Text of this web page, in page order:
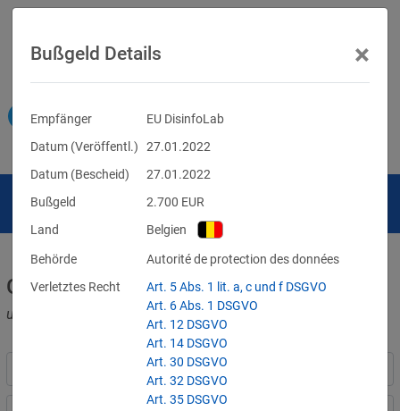
Geldbußen für DSGVO-Verstöße
und für Verletzungen anderer Datenschutzgesetze
Bußgeld Details ×
Empfänger
EU DisinfoLab
Datum (Veröffentl.)
27.01.2022
Datum (Bescheid)
27.01.2022
Bußgeld
2.700 EUR
Land
Belgien
Behörde
Autorité de protection des données
Verletztes Recht
Art. 5 Abs. 1 lit. a, c und f DSGVO
Art. 6 Abs. 1 DSGVO
Art. 12 DSGVO
Art. 14 DSGVO
Art. 30 DSGVO
Art. 32 DSGVO
Art. 35 DSGVO